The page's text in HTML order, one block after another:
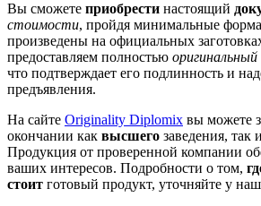
Вы сможете приобрести настоящий
стоимости, пройдя минимальные
произведены на официальных
предоставляем полностью оригинальный
что подтверждает его подлинность и
предъявления.
На сайте Originality Diplomix вы можете
окончании как высшего заведения, так и
Продукция от проверенной компании
ваших интересов. Подробности о том,
стоит готовый продукт, уточняйте у